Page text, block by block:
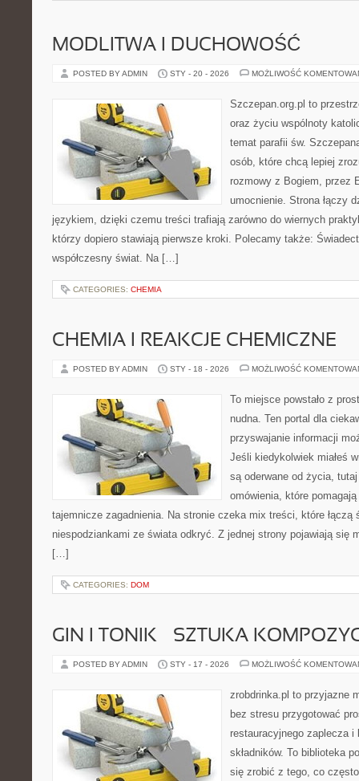
MODLITWA I DUCHOWOŚĆ
POSTED BY ADMIN STY - 20 - 2026 MOŻLIWOŚĆ
Szczepan.org.pl to
oraz życiu wspólnoty
temat parafii św.
osób, które chcą lepiej
rozmowy z Bogiem, przez
umocnienie. Strona łączy
językiem, dzięki czemu treści trafiają zarówno do wiernych
którzy dopiero stawiają pierwsze kroki. Polecamy także:
współczesny świat. Na […]
CATEGORIES: CHEMIA
CHEMIA I REAKCJE CHEMICZNE
POSTED BY ADMIN STY - 18 - 2026 MOŻLIWOŚĆ
To miejsce powstało z
nudna. Ten portal dla
przyswajanie informacji
Jeśli kiedykolwiek miałeś
są oderwane od życia,
omówienia, które
tajemnicze zagadnienia. Na stronie czeka mix treści, które łączą
niespodziankami ze świata odkryć. Z jednej strony pojawiają się
[…]
CATEGORIES: DOM
GIN I TONIK – SZTUKA
POSTED BY ADMIN STY - 17 - 2026 MOŻLIWOŚĆ
zrobdrinka.pl to przyjazne
bez stresu przygotować
restauracyjnego zaplecza
składników. To biblioteka
się zrobić z tego, co